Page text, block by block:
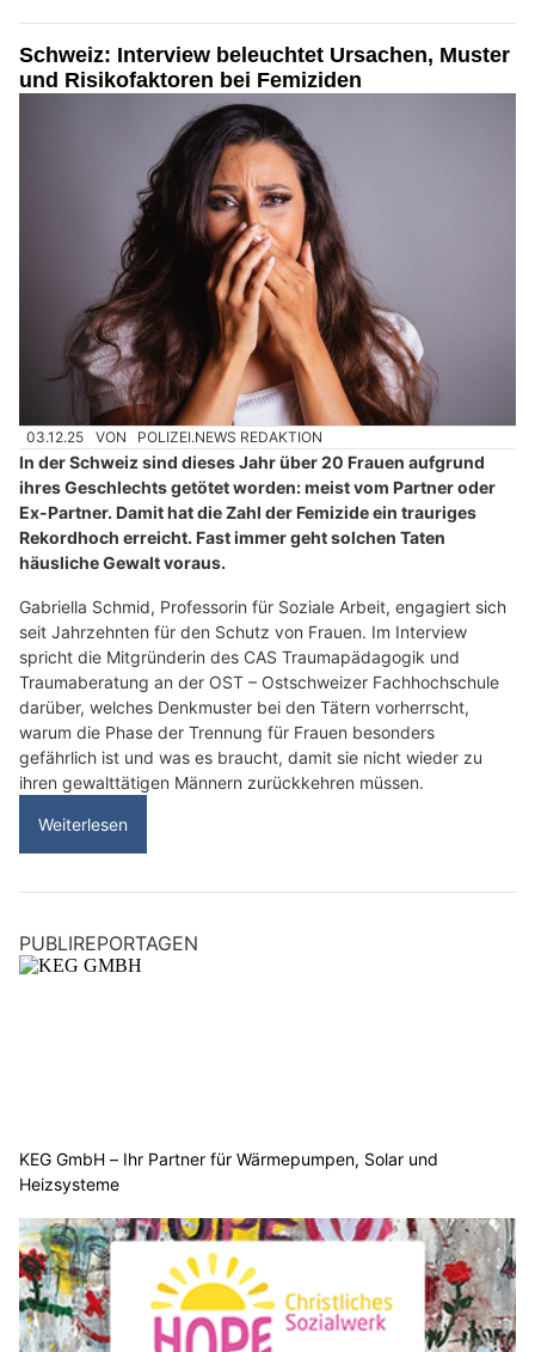
Schweiz: Interview beleuchtet Ursachen, Muster
und Risikofaktoren bei Femiziden
03.12.25 VON POLIZEI.NEWS REDAKTION
In der Schweiz sind dieses Jahr über 20 Frauen aufgrund
ihres Geschlechts getötet worden: meist vom Partner oder
Ex-Partner. Damit hat die Zahl der Femizide ein trauriges
Rekordhoch erreicht. Fast immer geht solchen Taten
häusliche Gewalt voraus.
Gabriella Schmid, Professorin für Soziale Arbeit, engagiert sich
seit Jahrzehnten für den Schutz von Frauen. Im Interview
spricht die Mitgründerin des CAS Traumapädagogik und
Traumaberatung an der OST – Ostschweizer Fachhochschule
darüber, welches Denkmuster bei den Tätern vorherrscht,
warum die Phase der Trennung für Frauen besonders
gefährlich ist und was es braucht, damit sie nicht wieder zu
ihren gewalttätigen Männern zurückkehren müssen.
Weiterlesen
PUBLIREPORTAGEN
KEG GmbH – Ihr Partner für Wärmepumpen, Solar und
Heizsysteme